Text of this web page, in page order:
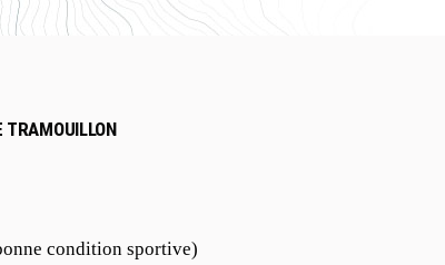
TRAMOUILLON
condition sportive)